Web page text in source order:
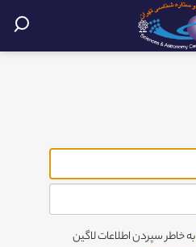
به خاطر سپردن اطلاعات لاگین